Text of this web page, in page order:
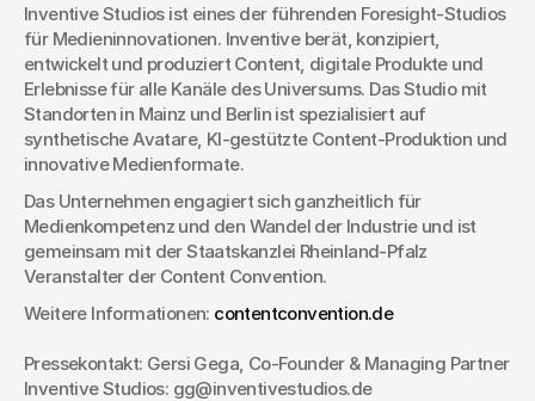
Inventive Studios ist eines der führenden Foresight-Studios
für Medieninnovationen. Inventive berät, konzipiert,
entwickelt und produziert Content, digitale Produkte und
Erlebnisse für alle Kanäle des Universums. Das Studio mit
Standorten in Mainz und Berlin ist spezialisiert auf
synthetische Avatare, KI-gestützte Content-Produktion und
innovative Medienformate.
Das Unternehmen engagiert sich ganzheitlich für
Medienkompetenz und den Wandel der Industrie und ist
gemeinsam mit der Staatskanzlei Rheinland-Pfalz
Veranstalter der Content Convention.
Weitere Informationen: contentconvention.de
Pressekontakt: Gersi Gega, Co-Founder & Managing Partner
Inventive Studios: gg@inventivestudios.de